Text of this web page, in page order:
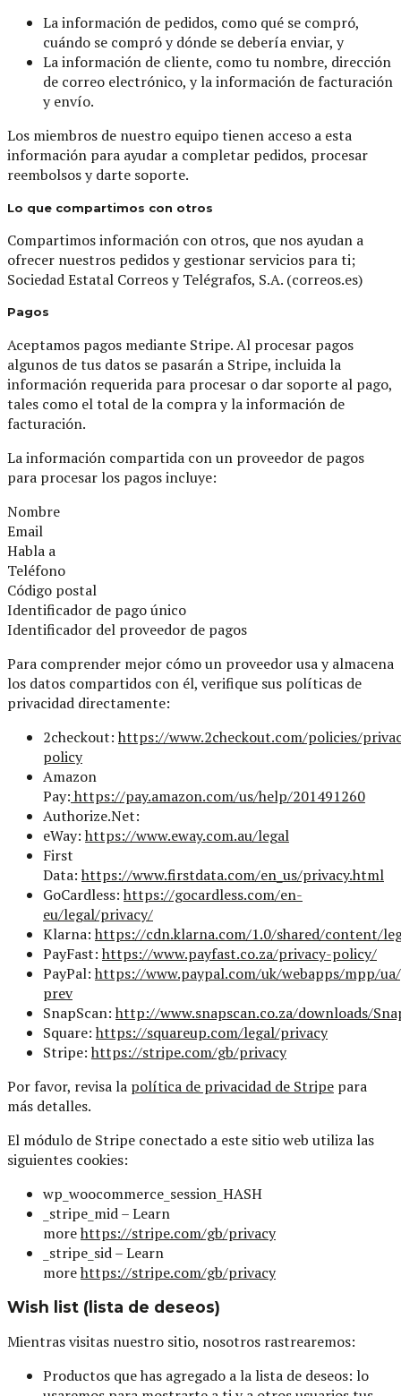
La información de pedidos, como qué se compró,
cuándo se compró y dónde se debería enviar, y
La información de cliente, como tu nombre, dirección
de correo electrónico, y la información de facturación
y envío.
Los miembros de nuestro equipo tienen acceso a esta
información para ayudar a completar pedidos, procesar
reembolsos y darte soporte.
Lo que compartimos con otros
Compartimos información con otros, que nos ayudan a
ofrecer nuestros pedidos y gestionar servicios para ti;
Sociedad Estatal Correos y Telégrafos, S.A. (correos.es)
Pagos
Aceptamos pagos mediante Stripe. Al procesar pagos
algunos de tus datos se pasarán a Stripe, incluida la
información requerida para procesar o dar soporte al pago,
tales como el total de la compra y la información de
facturación.
La información compartida con un proveedor de pagos
para procesar los pagos incluye:
Nombre
Email
Habla a
Teléfono
Código postal
Identificador de pago único
Identificador del proveedor de pagos
Para comprender mejor cómo un proveedor usa y almacena
los datos compartidos con él, verifique sus políticas de
privacidad directamente:
2checkout: https://www.2checkout.com/policies/
policy
Amazon
Pay: https://pay.amazon.com/us/help/201491260
Authorize.Net:
eWay: https://www.eway.com.au/legal
First
Data: https://www.firstdata.com/en_us/privacy.html
GoCardless: https://gocardless.com/en-
eu/legal/privacy/
Klarna: https://cdn.klarna.com/1.0/shared/content/
PayFast: https://www.payfast.co.za/privacy-policy/
PayPal: https://www.paypal.com/uk/webapps/mpp/
prev
SnapScan: http://www.snapscan.co.za/downloads/
Square: https://squareup.com/legal/privacy
Stripe: https://stripe.com/gb/privacy
Por favor, revisa la política de privacidad de Stripe para
más detalles.
El módulo de Stripe conectado a este sitio web utiliza las
siguientes cookies:
wp_woocommerce_session_HASH
_stripe_mid – Learn
morehttps://stripe.com/gb/privacy
_stripe_sid – Learn
morehttps://stripe.com/gb/privacy
Wish list (lista de deseos)
Mientras visitas nuestro sitio, nosotros rastrearemos:
Productos que has agregado a la lista de deseos: lo